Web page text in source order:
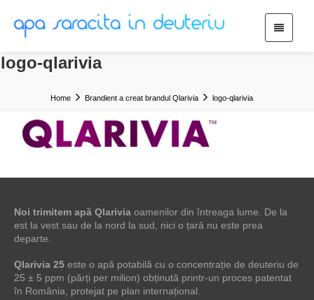
logo-qlarivia
Home Brandient a creat brandul Qlarivia logo-qlarivia
Noi trimitem apă Qlarivia oamenilor din întreaga lume. De la
est la vest sau de la nord la sud, nici o țară nu este prea
departe.
Qlarivia 25 este o apă potabilă cu o concentrație de deuteriu de
25 ± 5 ppm (părți per milion) obținută printr-un proces patentat
în România, protejat pe plan internațional.